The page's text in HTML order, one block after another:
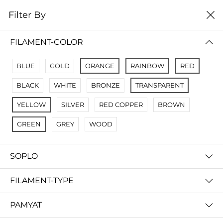
0
цена от низкой к
No Results
Not Found Filters1
Not Found Filters2
Filter By
FILAMENT-COLOR
BLUE GOLD ORANGE RAINBOW RED
BLACK WHITE BRONZE TRANSPARENT
YELLOW SILVER RED COPPER BROWN
GREEN GREY WOOD
SOPLO
FILAMENT-TYPE
PAMYAT